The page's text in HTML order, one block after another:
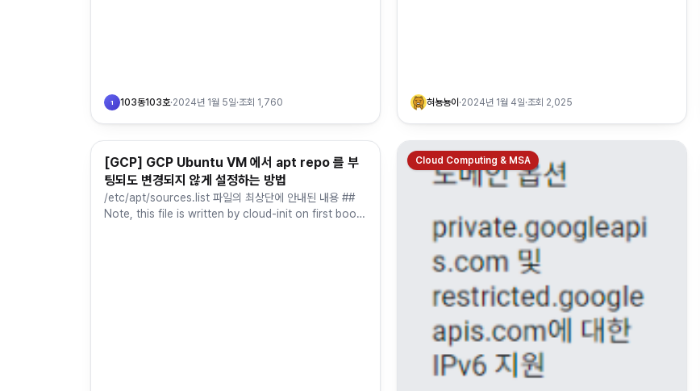
1 103동103호·2024년 1월 5일·조회 1,760 혀뇽뇽이·2024년 1월 4일·조회 2,025
Cloud Computing & MSA
[GCP] GCP Ubuntu VM 에서 apt repo 를 부
팅되도 변경되지 않게 설정하는 방법
/etc/apt/sources.list 파일의 최상단에 안내된 내용 ##
Note, this file is written by cloud-init on first boot
Cloud Computing & MSA